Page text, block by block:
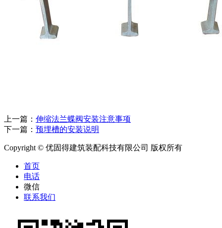
上一篇： 伸缩法兰蝶阀安装注意事项
下一篇： 预埋槽的安装说明
Copyright © 优固得建筑装配科技有限公司 版权所有
首页
电话
微信
联系我们